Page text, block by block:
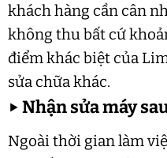
khách hàng cần cân
không thu bất cứ
điểm khác biệt của
sửa chữa khác.
▶Nhận sửa máy
Ngoài thời gian làm